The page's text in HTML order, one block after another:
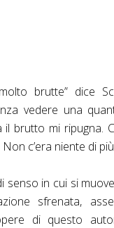
brutte” dice
vedere una
il brutto mi
c’era niente di
senso in cui si
sfrenata,
di questo